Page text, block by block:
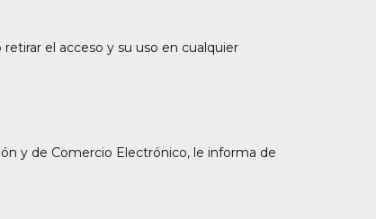
el acceso y su uso en cualquier
y de Comercio Electrónico, le informa de